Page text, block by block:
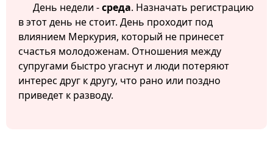
День недели -среда. Назначать регистрацию
в этот день не стоит. День проходит под
влиянием Меркурия, который не принесет
счастья молодоженам. Отношения между
супругами быстро угаснут и люди потеряют
интерес друг к другу, что рано или поздно
приведет к разводу.